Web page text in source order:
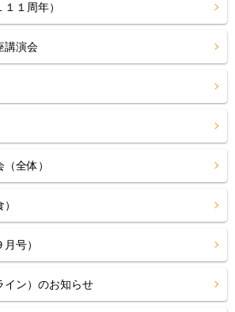
１周年）
講演会
全体）
号）
イン）のお知らせ